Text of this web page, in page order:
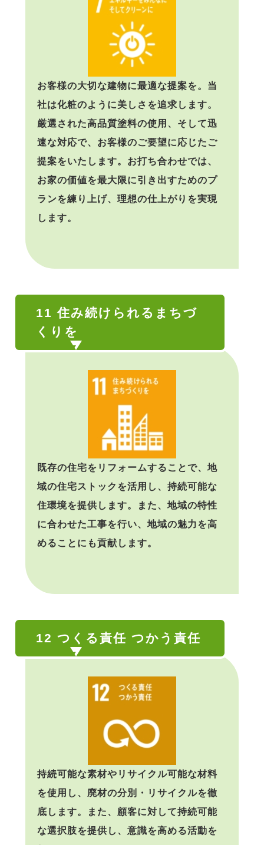
お客様の大切な建物に最適な提案を。当
社は化粧のように美しさを追求します。
厳選された高品質塗料の使用、そして迅
速な対応で、お客様のご要望に応じたご
提案をいたします。お打ち合わせでは、
お家の価値を最大限に引き出すためのプ
ランを練り上げ、理想の仕上がりを実現
します。
11 住み続けられるまちづ
くりを
既存の住宅をリフォームすることで、地
域の住宅ストックを活用し、持続可能な
住環境を提供します。また、地域の特性
に合わせた工事を行い、地域の魅力を高
めることにも貢献します。
12 つくる責任 つかう責任
持続可能な素材やリサイクル可能な材料
を使用し、廃材の分別・リサイクルを徹
底します。また、顧客に対して持続可能
な選択肢を提供し、意識を高める活動を